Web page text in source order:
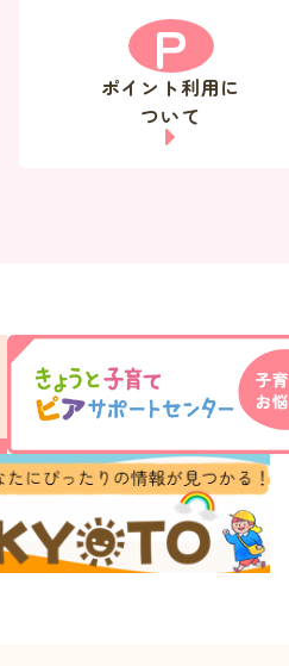
P
ポイント利用に
ついて